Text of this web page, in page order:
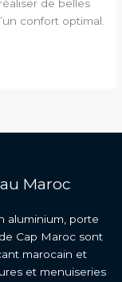
de belles
confort optimal.
Maroc
aluminium, porte
Cap Maroc sont
marocain et
et menuiseries